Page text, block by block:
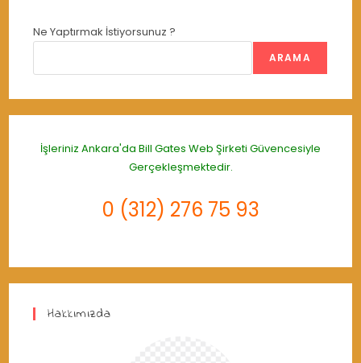
Ne Yaptırmak İstiyorsunuz ?
ARAMA
İşleriniz Ankara'da Bill Gates Web Şirketi Güvencesiyle
Gerçekleşmektedir.
0 (312) 276 75 93
Hakkımızda